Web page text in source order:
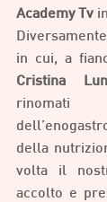
Academy Tv
Cristina
rinomati
della
volta il
accolto e